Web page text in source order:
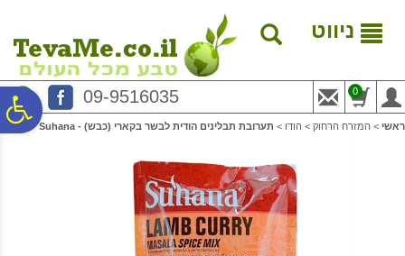
נגישות
המרכזי
ניווט
09-9516035 0
ראשי > המזרח הרחוק > הודו > תערובת תבלינים הודית לבשר בקארי (כבש) - Suhana